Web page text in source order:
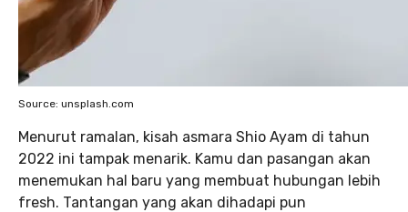
Source: unsplash.com
Menurut ramalan, kisah asmara Shio Ayam di tahun
2022 ini tampak menarik. Kamu dan pasangan akan
menemukan hal baru yang membuat hubungan lebih
fresh. Tantangan yang akan dihadapi pun